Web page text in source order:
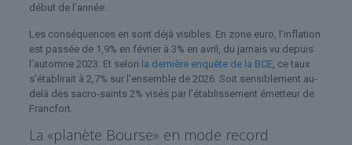
début de l’année.
Les conséquences en sont déjà visibles. En zone euro, l’inflation
est passée de 1,9% en février à 3% en avril, du jamais vu depuis
l’automne 2023. Et selon la dernière enquête de la BCE, ce taux
s’établirait à 2,7% sur l’ensemble de 2026. Soit sensiblement au-
delà des sacro-saints 2% visés par l’établissement émetteur de
Francfort.
La «planète Bourse» en mode record